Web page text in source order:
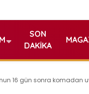
SON
DAKIKA
16 gün sonra komadan